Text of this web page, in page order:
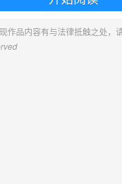
作品内容有与法律抵触之处，